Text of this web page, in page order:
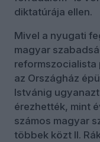
diktatúrája ellen.
Mivel a nyugati
magyar
reformszocialista
az Országház
Istvánig
érezhették, mint
számos magyar
többek közt II.